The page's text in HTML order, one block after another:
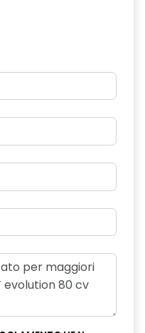
di rete;
del veicolo
in salita